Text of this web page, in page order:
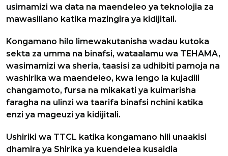
usimamizi wa data na maendeleo ya teknolojia za
mawasiliano katika mazingira ya kidijitali.
Kongamano hilo limewakutanisha wadau kutoka
sekta za umma na binafsi, wataalamu wa TEHAMA,
wasimamizi wa sheria, taasisi za udhibiti pamoja na
washirika wa maendeleo, kwa lengo la kujadili
changamoto, fursa na mikakati ya kuimarisha
faragha na ulinzi wa taarifa binafsi nchini katika
enzi ya mageuzi ya kidijitali.
Ushiriki wa TTCL katika kongamano hili unaakisi
dhamira ya Shirika ya kuendelea kusaidia